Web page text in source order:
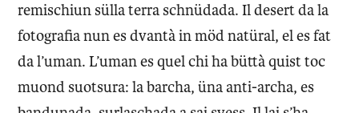
remischiun sülla terra schnüdada. Il desert da la
fotografia nun es dvantà in möd natüral, el es fat
da l’uman. L’uman es quel chi ha büttà quist toc
muond suotsura: la barcha, üna anti-archa, es